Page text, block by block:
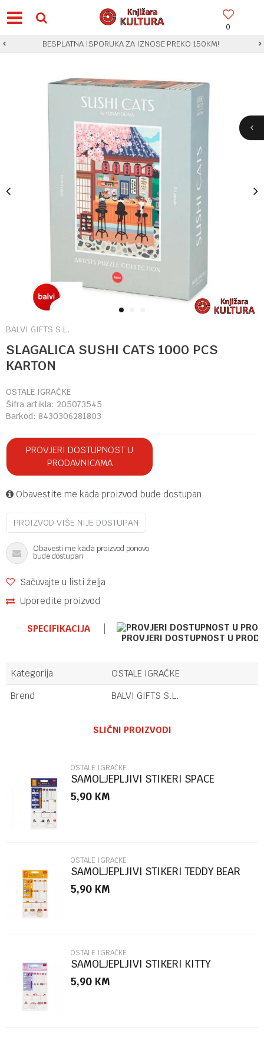
0
BESPLATNA ISPORUKA ZA IZNOSE PREKO 150KM!
1
BALVI GIFTS S.L.
SLAGALICA SUSHI CATS 1000 PCS
KARTON
OSTALE IGRAČKE
Šifra artikla: 205073545
Barkod: 8430306281803
PROVJERI DOSTUPNOST U
PRODAVNICAMA
Obavestite me kada proizvod bude dostupan
PROIZVOD VIŠE NIJE DOSTUPAN
Obavesti me kada proizvod ponovo
bude dostupan
Sačuvajte u listi želja
Uporedite proizvod
SPECIFIKACIJA
PROVJERI DOSTUPNOST U
Kategorija
OSTALE IGRAČKE
Brend
BALVI GIFTS S.L.
Poruka
POŠALJI
SLIČNI PROIZVODI
OSTALE IGRAČKE
SAMOLJEPLJIVI STIKERI SPACE
STK0003
5,90 KM
OSTALE IGRAČKE
SAMOLJEPLJIVI STIKERI TEDDY BEAR
STK0002
5,90 KM
OSTALE IGRAČKE
SAMOLJEPLJIVI STIKERI KITTY
STK0001
5,90 KM